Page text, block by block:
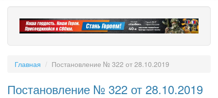
Главная Постановление № 322 от 28.10.2019
Постановление № 322 от 28.10.2019